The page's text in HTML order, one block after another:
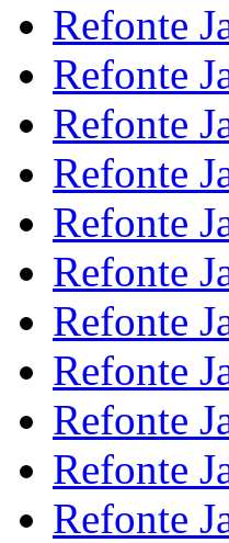
Refonte
Refonte
Refonte
Refonte
Refonte
Refonte
Refonte
Refonte
Refonte
Refonte
Refonte